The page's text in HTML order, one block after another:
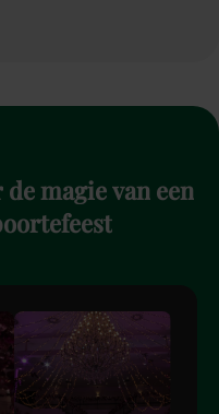
demagievan een